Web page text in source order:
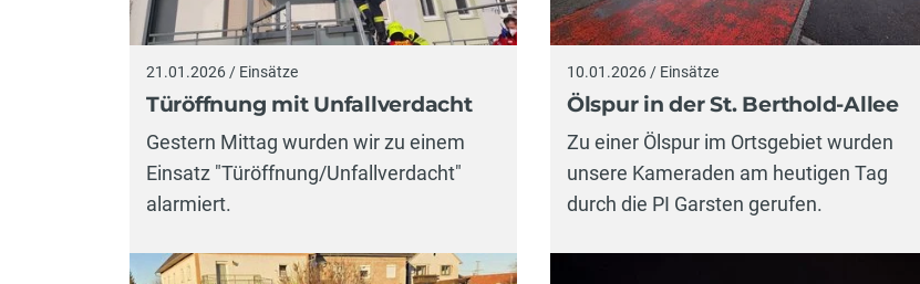
21.01.2026 / Einsätze
Türöffnung mit Unfallverdacht
Gestern Mittag wurden wir zu einem
Einsatz "Türöffnung/Unfallverdacht"
alarmiert.
10.01.2026 / Einsätze
Ölspur in der St. Berthold-Allee
Zu einer Ölspur im Ortsgebiet wurden
unsere Kameraden am heutigen Tag
durch die PI Garsten gerufen.